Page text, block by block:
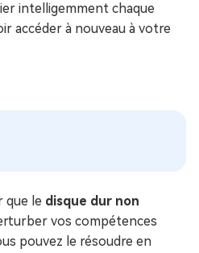
intelligemment chaque
accéder à nouveau à votre
que le disque dur non
vos compétences
pouvez le résoudre en